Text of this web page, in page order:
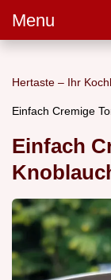
Menu
Hertaste – Ihr
Einfach Cremige
Einfach